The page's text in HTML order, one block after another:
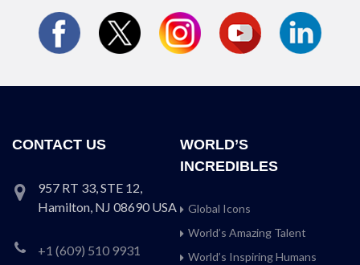
CONTACT US
957 RT 33, STE 12,
Hamilton, NJ 08690 USA
+1 (609) 510 9931
WORLD’S
INCREDIBLES
Global Icons
World’s Amazing Talent
World’s Inspiring Humans